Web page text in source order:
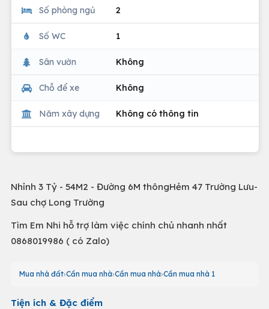
Số phòng ngủ 2
Số WC 1
Sân vườn Không
Chỗ để xe Không
Năm xây dựng Không có thông tin
Nhỉnh 3 Tỷ - 54M2 - Đường 6M thôngHẻm 47 Trường Lưu-
Sau chợ Long Trường
Tìm Em Nhi hỗ trợ làm việc chính chủ nhanh nhất
0868019986 ( có Zalo)
Mua nhà đất Cần mua nhà Cần mua nhà Cần mua nhà 1
Tiện ích & Đặc điểm